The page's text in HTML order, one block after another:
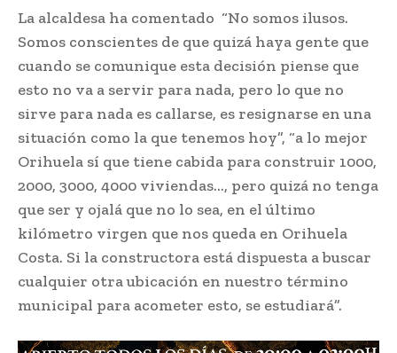
La alcaldesa ha comentado “No somos ilusos.
Somos conscientes de que quizá haya gente que
cuando se comunique esta decisión piense que
esto no va a servir para nada, pero lo que no
sirve para nada es callarse, es resignarse en una
situación como la que tenemos hoy”, “a lo mejor
Orihuela sí que tiene cabida para construir 1000,
2000, 3000, 4000 viviendas…, pero quizá no tenga
que ser y ojalá que no lo sea, en el último
kilómetro virgen que nos queda en Orihuela
Costa. Si la constructora está dispuesta a buscar
cualquier otra ubicación en nuestro término
municipal para acometer esto, se estudiará”.